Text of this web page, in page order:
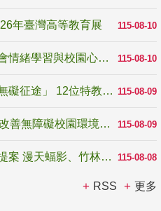
115-08-10
年臺灣高等教育展
115-08-10
教育部鼓勵大專校院推動「社會情緒學習與校園心理健康促進計畫」 培育校園「心」韌性
115-08-09
青年百億海外圓夢基金計畫「無礙征途」 12位特教與弱勢青年勇闖西班牙 跨越感官限制見證生命蛻變
115-08-09
國教署補助22縣市積極推動「改善無障礙校園環境計畫」 打造友善、安全、無礙學習空間
115-08-08
青年壯遊點精選夏夜限定避暑提案 漫天蝠影、竹林尋蛙、茶香夜觀 邀青年暮色出發
RSS 更多